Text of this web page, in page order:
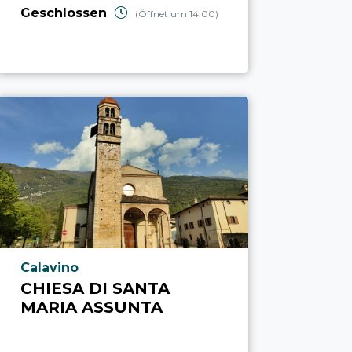
Geschlossen (Öffnet um 14:00)
aria.poi_location_prefix
Calavino
CHIESA DI SANTA
MARIA ASSUNTA